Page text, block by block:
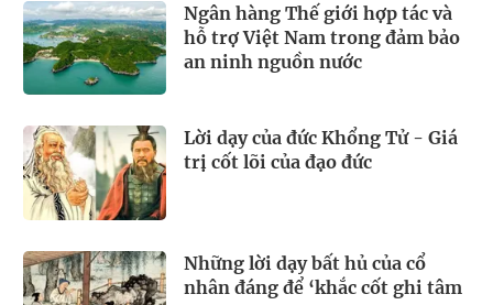
Ngân hàng Thế giới hợp tác và
hỗ trợ Việt Nam trong đảm bảo
an ninh nguồn nước
Lời dạy của đức Khổng Tử - Giá
trị cốt lõi của đạo đức
Những lời dạy bất hủ của cổ
nhân đáng để ‘khắc cốt ghi tâm